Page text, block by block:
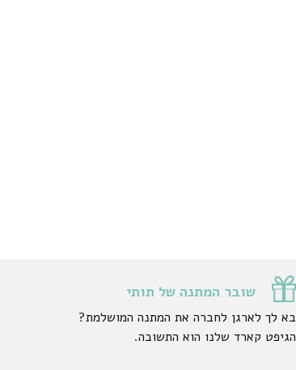
שובר המתנה של תותי
בא לך לארגן לחברה את המתנה המושלמת?
הגיפט קארד שלנו הוא התשובה.